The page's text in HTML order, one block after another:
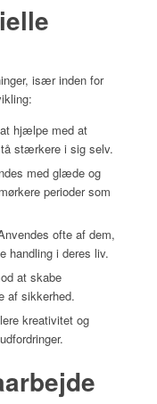
især inden for
hjælpe med at
stærkere i sig selv.
med glæde og
perioder som
ofte af dem,
handling i deres liv.
at skabe
af sikkerhed.
kreativitet og